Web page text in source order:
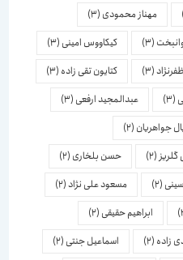
مهناز محمودی(3)
(3) کیکاووس امینی(3)
(3) کتایون تقی زاده(3)
عبدالمجید ارفعی(3)
جواهریان(2)
(2) حسن بلخاری(2)
(2) مسعود علی نژاد (2)
ابراهیم حقیقی(2)
(2) اسماعیل جنتی(2)